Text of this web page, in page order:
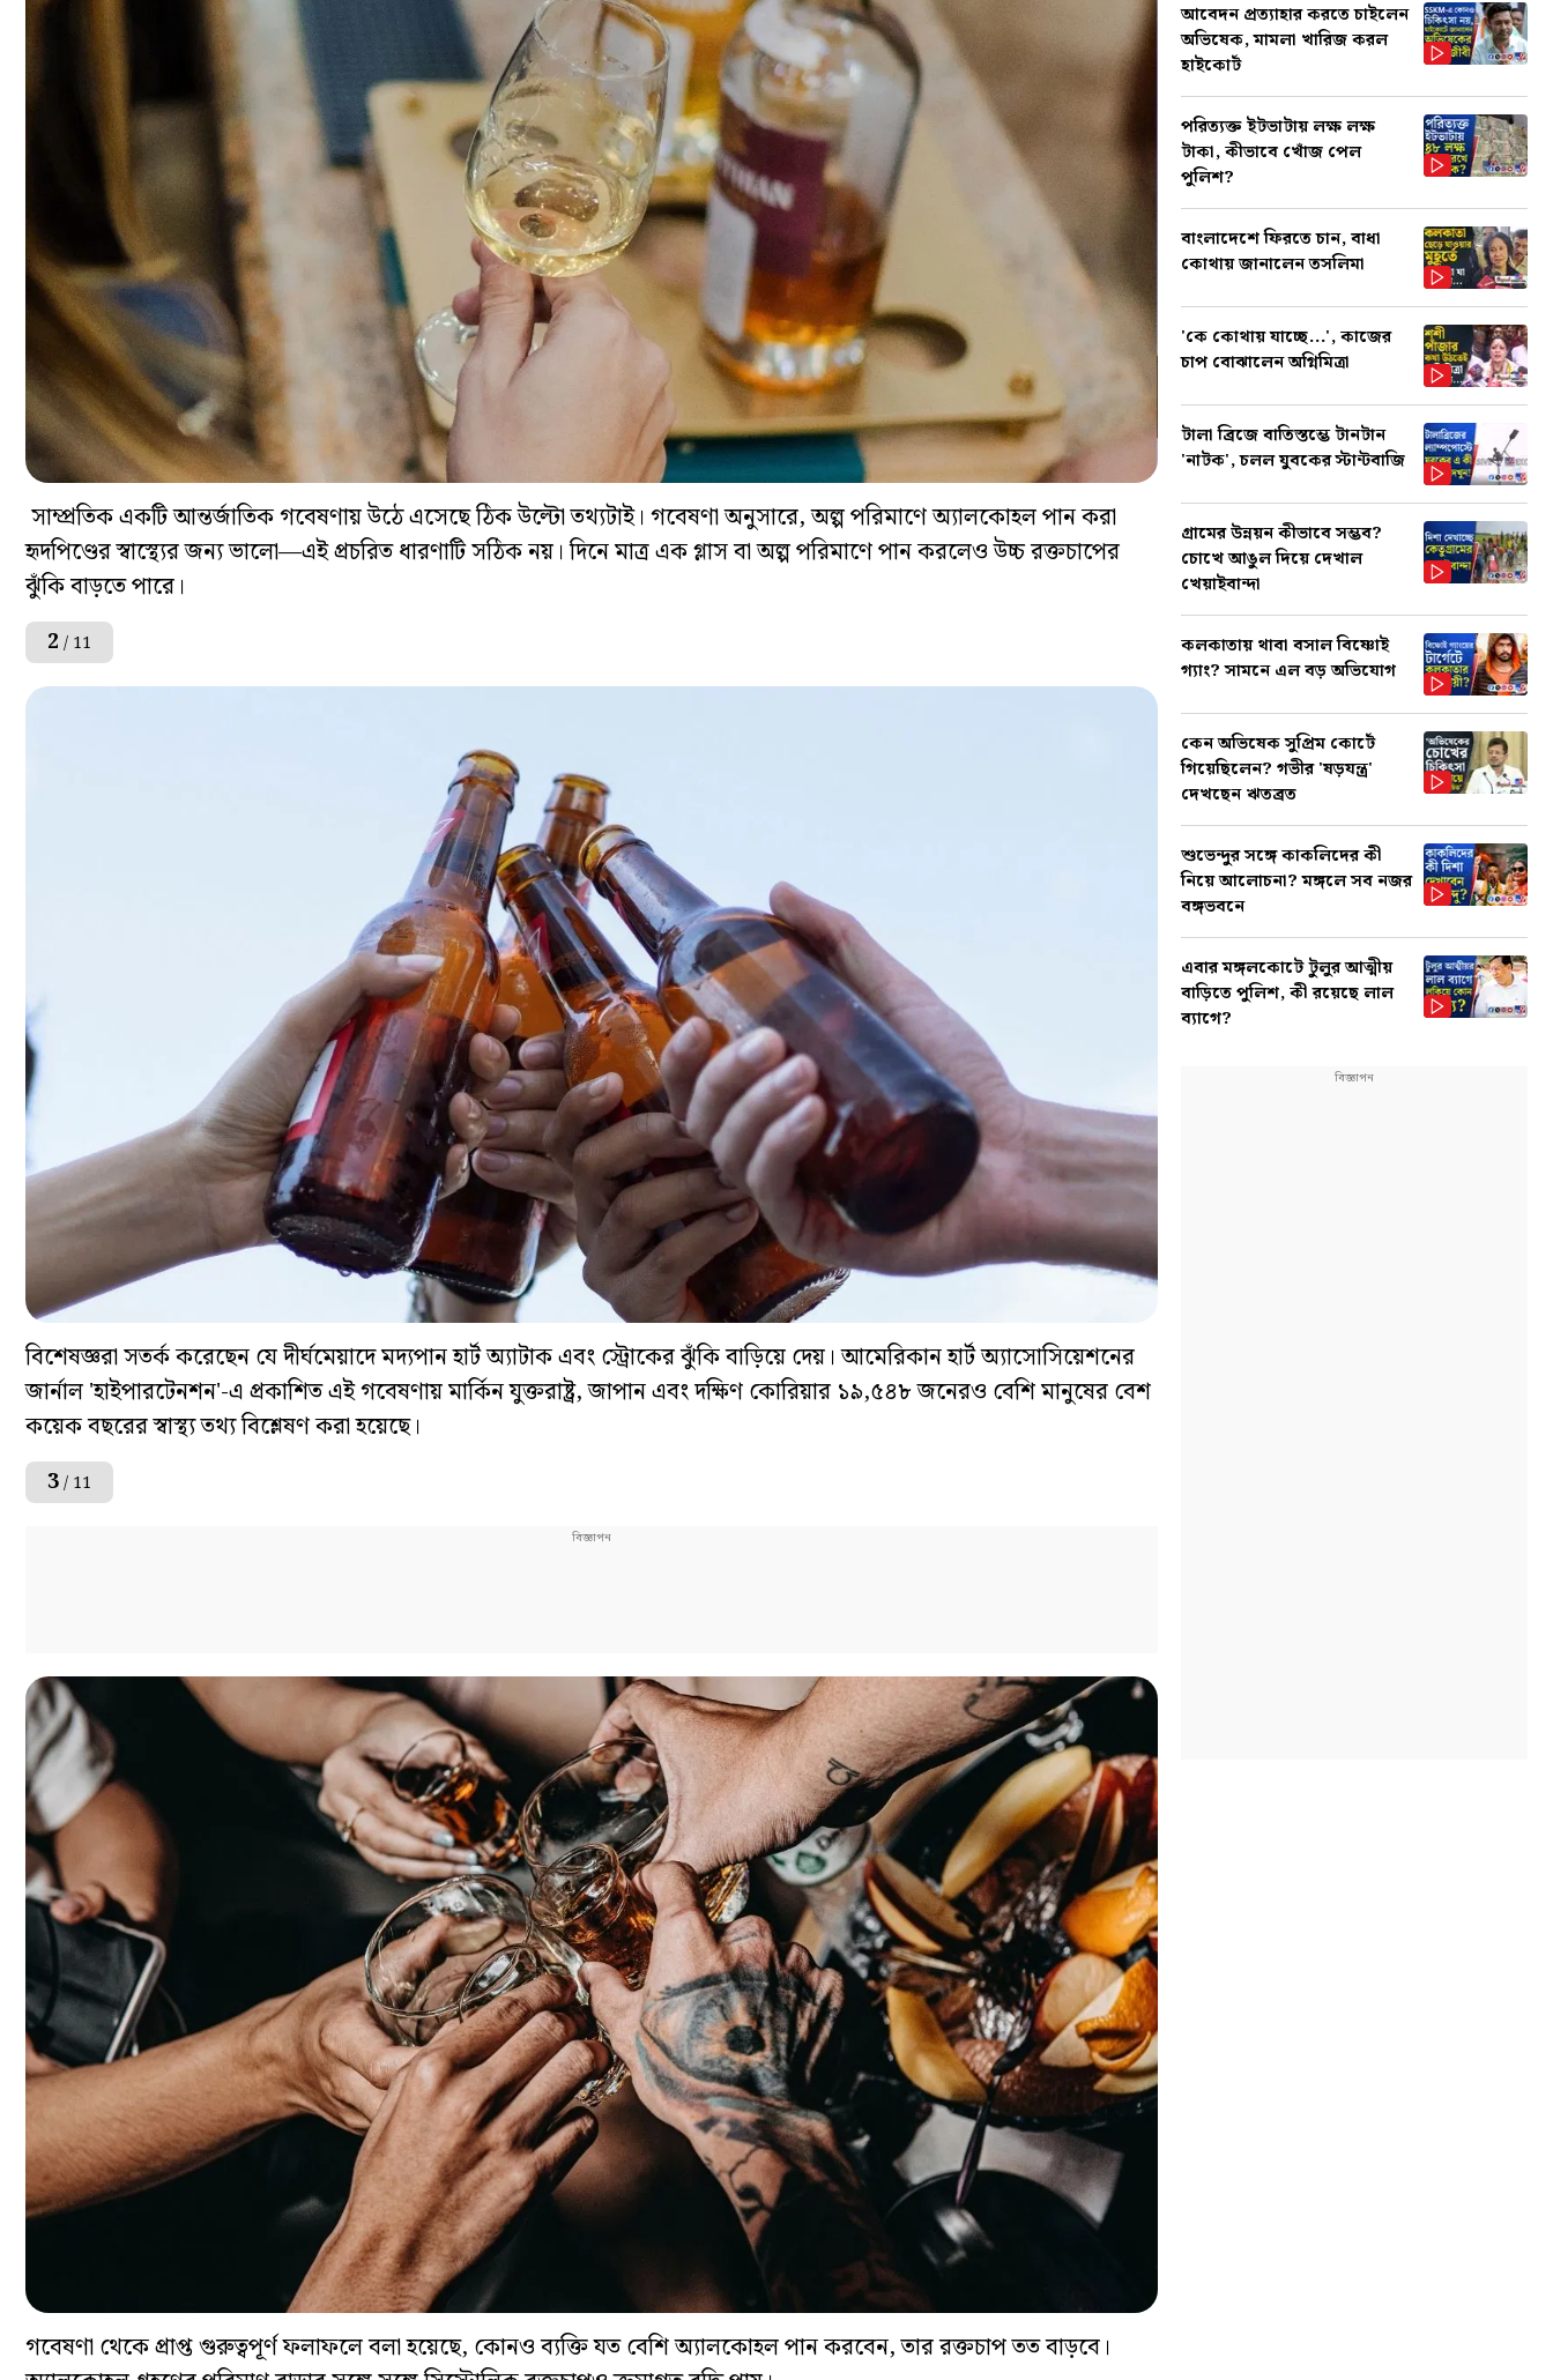
সাম্প্রতিক একটি আন্তর্জাতিক গবেষণায় উঠে এসেছে ঠিক উল্টো তথ্যটাই। গবেষণা অনুসারে, অল্প পরিমাণে অ্যালকোহল পান করা
হৃদপিণ্ডের স্বাস্থ্যের জন্য ভালো—এই প্রচরিত ধারণাটি সঠিক নয়। দিনে মাত্র এক গ্লাস বা অল্প পরিমাণে পান করলেও উচ্চ রক্তচাপের
ঝুঁকি বাড়তে পারে।
2 / 11
বিশেষজ্ঞরা সতর্ক করেছেন যে দীর্ঘমেয়াদে মদ্যপান হার্ট অ্যাটাক এবং স্ট্রোকের ঝুঁকি বাড়িয়ে দেয়। আমেরিকান হার্ট অ্যাসোসিয়েশনের
জার্নাল 'হাইপারটেনশন'-এ প্রকাশিত এই গবেষণায় মার্কিন যুক্তরাষ্ট্র, জাপান এবং দক্ষিণ কোরিয়ার ১৯,৫৪৮ জনেরও বেশি মানুষের বেশ
কয়েক বছরের স্বাস্থ্য তথ্য বিশ্লেষণ করা হয়েছে।
3/ 11
গবেষণা থেকে প্রাপ্ত গুরুত্বপূর্ণ ফলাফলে বলা হয়েছে, কোনও ব্যক্তি যত বেশি অ্যালকোহল পান করবেন, তার রক্তচাপ তত বাড়বে।
আবেদন প্রত্যাহার করতে চাইলেন
অভিষেক, মামলা খারিজ করল
হাইকোর্ট
পরিত্যক্ত ইটভাটায় লক্ষ লক্ষ
টাকা, কীভাবে খোঁজ পেল
পুলিশ?
বাংলাদেশে ফিরতে চান, বাধা
কোথায় জানালেন তসলিমা
'কে কোথায় যাচ্ছে...', কাজের
চাপ বোঝালেন অগ্নিমিত্রা
টালা ব্রিজে বাতিস্তম্ভে টানটান
'নাটক', চলল যুবকের স্টান্টবাজি
গ্রামের উন্নয়ন কীভাবে সম্ভব?
চোখে আঙুল দিয়ে দেখাল
খেয়াইবান্দা
কলকাতায় থাবা বসাল বিষ্ণোই
গ্যাং? সামনে এল বড় অভিযোগ
কেন অভিষেক সুপ্রিম কোর্টে
গিয়েছিলেন? গভীর 'ষড়যন্ত্র'
দেখছেন ঋতব্রত
শুভেন্দুর সঙ্গে কাকলিদের কী
নিয়ে আলোচনা? মঙ্গলে সব নজর
বঙ্গভবনে
এবার মঙ্গলকোটে টুলুর আত্মীয়
বাড়িতে পুলিশ, কী রয়েছে লাল
ব্যাগে?